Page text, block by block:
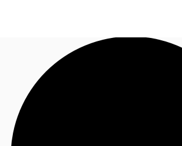
Ruang Kantor
Ruang Kerja Fleksibel
+62 21 29223888